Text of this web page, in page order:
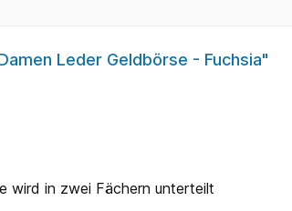
Leder Geldbörse - Fuchsia"
wird in zwei Fächern unterteilt